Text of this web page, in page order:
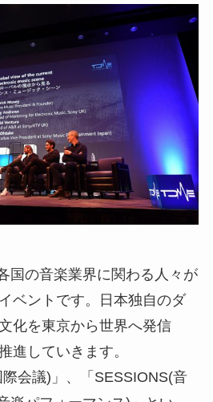
国の音楽業界に関わる人々が
ベントです。日本独自のダ
化を東京から世界へ発信
進していきます。
際会議)」、「SESSIONS(音